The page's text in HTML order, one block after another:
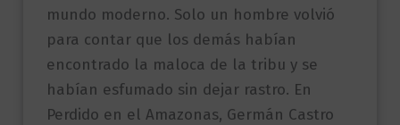
mundo moderno. Solo un hombre volvió
para contar que los demás habían
encontrado la maloca de la tribu y se
habían esfumado sin dejar rastro. En
Perdido en el Amazonas, Germán Castro